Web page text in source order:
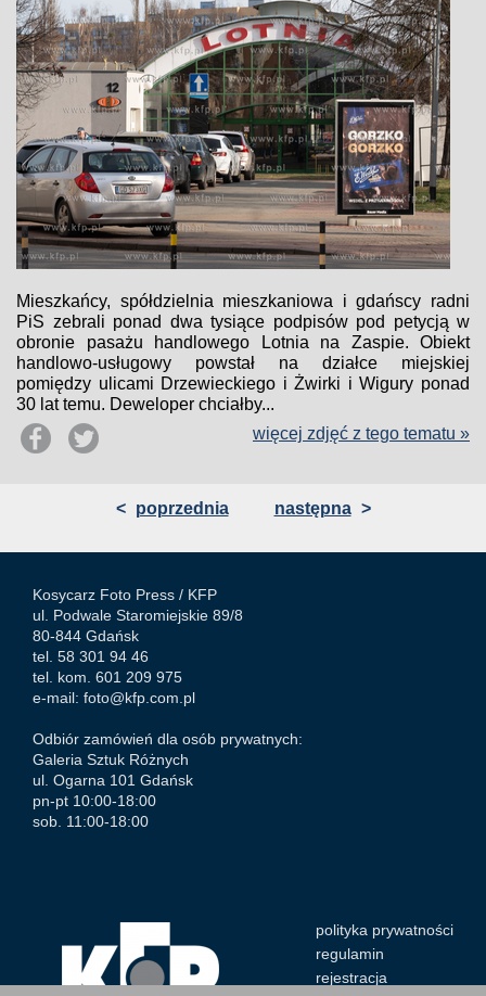
Mieszkańcy, spółdzielnia mieszkaniowa i gdańscy radni
PiS zebrali ponad dwa tysiące podpisów pod petycją w
obronie pasażu handlowego Lotnia na Zaspie. Obiekt
handlowo-usługowy powstał na działce miejskiej
pomiędzy ulicami Drzewieckiego i Żwirki i Wigury ponad
30 lat temu. Deweloper chciałby...
więcej zdjęć z tego tematu »
< poprzednia następna >
Kosycarz Foto Press / KFP
ul. Podwale Staromiejskie 89/8
80-844 Gdańsk
tel. 58 301 94 46
tel. kom. 601 209 975
e-mail: foto@kfp.com.pl
Odbiór zamówień dla osób prywatnych:
Galeria Sztuk Różnych
ul. Ogarna 101 Gdańsk
pn-pt 10:00-18:00
sob. 11:00-18:00
polityka prywatności
regulamin
rejestracja